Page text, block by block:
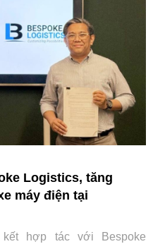
Logistics, tăng
máy điện tại
hợp tác với Bespoke